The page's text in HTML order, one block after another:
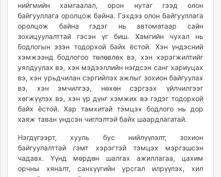
нийгмийн хамгаалал, орон нутаг гээд олон
байгууллага оролцож байна. Гэхдээ олон байгууллага
оролцож байна гэдэг нь автоматаар сайн
зохицуулалттай гэсэн үг биш. Хамгийн чухал нь
бодлогын эзэн тодорхой байх ёстой. Хэн үндэсний
хэмжээнд бодлогоо төлөвлөх вэ, хэн хэрэгжилтийг
уялдуулах вэ, хэн мэдээллийн нэгдсэн санг хариуцах
вэ, хэн урьдчилан сэргийлэх ажлыг зохион байгуулах
вэ, хэн эмчилгээ, нөхөн сэргээх үйлчилгээг
хөгжүүлэх вэ, хэн үр дүнг хэмжих вэ гэдэг тодорхой
байх ёстой. Хар тамхитай тэмцэх бодлого нь дор
хаяж таван үндсэн чиглэлтэй байх шаардлагатай.
Нэгдүгээрт, хууль бус нийлүүлэлт, зохион
байгуулалттай гэмт хэрэгтэй тэмцэх мэргэшсэн
чадавх. Үүнд мөрдөн шалгах ажиллагаа, цахим
орчны хяналт, санхүүгийн урсгал илрүүлэх, хил